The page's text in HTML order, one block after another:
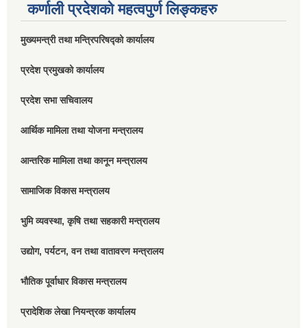
कर्णाली प्रदेशको महत्वपुर्ण लिङ्कहरु
मुख्यमन्त्री तथा मन्त्रिपरिषद्को कार्यालय
प्रदेश प्रमुखको कार्यालय
प्रदेश सभा सचिवालय
आर्थिक मामिला तथा योजना मन्त्रालय
आन्तरिक मामिला तथा कानून मन्त्रालय
सामाजिक विकास मन्त्रालय
भुमि व्यवस्था, कृषि तथा सहकारी मन्त्रालय
उद्योग, पर्यटन, वन तथा वातावरण मन्त्रालय
भौतिक पूर्वाधार विकास मन्त्रालय
प्रादेशिक लेखा नियन्त्रक कार्यालय